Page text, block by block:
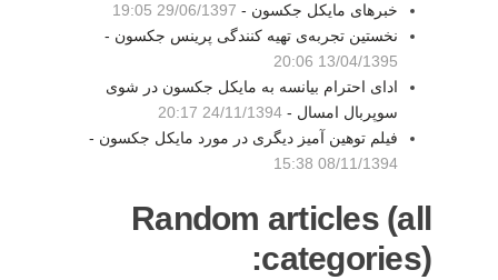
خبرهای مایکل جکسون - 29/06/1397 19:05
نخستین تجربه‌ی تهیه کنندگی پرینس جکسون -
13/04/1395 20:06
ادای احترام بیانسه به مایکل جکسون در شوی
سوپربال امسال - 24/11/1394 20:17
فیلم توهین آمیز دیگری در مورد مایکل جکسون -
08/11/1394 15:38
Random articles (all
categories):